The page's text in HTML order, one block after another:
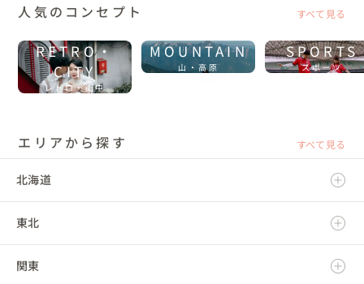
人気のコンセプト すべて見る
RETRO・
CITY
レトロ・街中
MOUNTAIN
山・高原
SPORTS
スポーツ
エリアから探す すべて見る
北海道
北海道
東北
青森県
関東